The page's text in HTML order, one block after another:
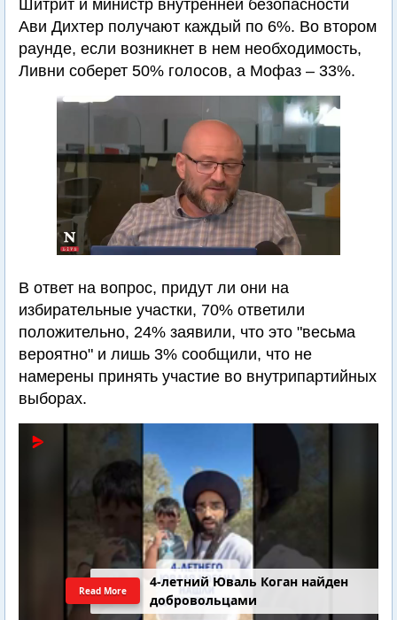
Шитрит и министр внутренней безопасности
Ави Дихтер получают каждый по 6%. Во втором
раунде, если возникнет в нем необходимость,
Ливни соберет 50% голосов, а Мофаз – 33%.
В ответ на вопрос, придут ли они на
избирательные участки, 70% ответили
положительно, 24% заявили, что это "весьма
вероятно" и лишь 3% сообщили, что не
намерены принять участие во внутрипартийных
выборах.
4-летний Юваль Коган найден
добровольцами
Read More